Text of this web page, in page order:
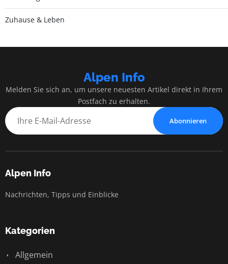
Zuhause & Leben
Alpen Info
Melden Sie sich an, um unsere neuesten Artikel direkt in Ihrem
Postfach zu erhalten.
Abonnieren
Alpen Info
Nachrichten, Tipps und Einblicke
Kategorien
Allgemein